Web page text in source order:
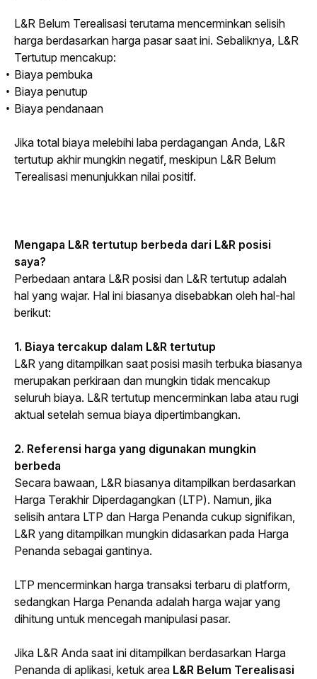
L&R Belum Terealisasi terutama mencerminkan selisih
harga berdasarkan harga pasar saat ini. Sebaliknya, L&R
Tertutup mencakup:
Biaya pembuka
Biaya penutup
Biaya pendanaan
Jika total biaya melebihi laba perdagangan Anda, L&R
tertutup akhir mungkin negatif, meskipun L&R Belum
Terealisasi menunjukkan nilai positif.
Mengapa L&R tertutup berbeda dari L&R posisi
saya?
Perbedaan antara L&R posisi dan L&R tertutup adalah
hal yang wajar. Hal ini biasanya disebabkan oleh hal-hal
berikut:
1. Biaya tercakup dalam L&R tertutup
L&R yang ditampilkan saat posisi masih terbuka biasanya
merupakan perkiraan dan mungkin tidak mencakup
seluruh biaya. L&R tertutup mencerminkan laba atau rugi
aktual setelah semua biaya dipertimbangkan.
2. Referensi harga yang digunakan mungkin
berbeda
Secara bawaan, L&R biasanya ditampilkan berdasarkan
Harga Terakhir Diperdagangkan (LTP). Namun, jika
selisih antara LTP dan Harga Penanda cukup signifikan,
L&R yang ditampilkan mungkin didasarkan pada Harga
Penanda sebagai gantinya.
LTP mencerminkan harga transaksi terbaru di platform,
sedangkan Harga Penanda adalah harga wajar yang
dihitung untuk mencegah manipulasi pasar.
Jika L&R Anda saat ini ditampilkan berdasarkan Harga
Penanda di aplikasi, ketuk area